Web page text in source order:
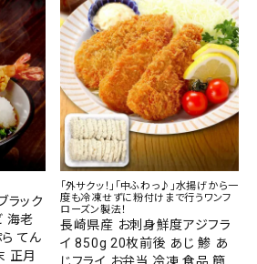
ラック
海老
てん
正月
「外サクッ！」「中ふわっ♪」水揚げから一
度も冷凍せずに粉付けまで行うワンフ
ローズン製法！
長崎県産 お刺身鮮度アジフラ
イ 850g 20枚前後 あじ 鯵 あ
じフライ お弁当 冷凍 食品 簡